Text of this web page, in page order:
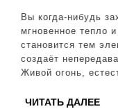
Вы когда-нибудь заходили в комнату и ощущали
мгновенное тепло
становится тем
создаёт
Живой огонь,
ЧИТАТЬ ДАЛЕЕ